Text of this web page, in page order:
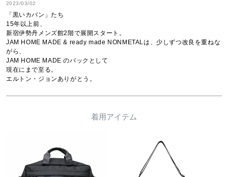
2023/03/02
「黒いカバン」たち
15年以上前、
新宿伊勢丹メンズ館2階で展開スタート。
JAM HOME MADE & ready made NONMETALは、少しずつ改良を重ねな
がら、
JAM HOME MADE のバックとして
現在にまで至る。
エルトン・ジョンありがとう。
着用アイテム